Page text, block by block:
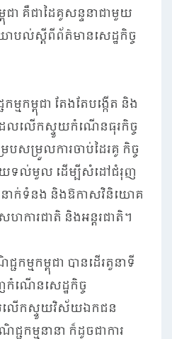
ជា គឺជាដៃគូសន្ទនាជាមួយ
ោបល់ស្តីពីព័ត៌មានសេដ្ឋកិច្ច
មកម្ពុជា តែងតែបង្កើត និង
ែលលើកស្ទួយកំណើនធុរកិច្ច
បសម្រួលការចាប់ដៃរគូ កិច្ច
មមួយទល់មួល ដើម្បីសំដៅជំរុញ
នាក់ទំនង និងឱកាសវិនិយោគ
ហការជាតិ និងអន្តរជាតិ។
កម្មកម្ពុជា បានដើរតួនាទី
ញកំណើនសេដ្ឋកិច្ច
ើកស្ទួយវិស័យឯកជន
ជកម្មនានា ក៏ដូចជាការ